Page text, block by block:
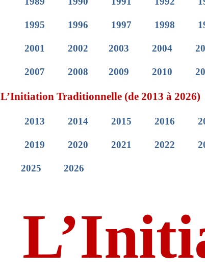
1995 1996 1997 1998
2001 2002 2003 2004
2007 2008 2009 2010
L’Initiation Traditionnelle (de 2013 à 2026)
2013 2014 2015 2016
2019 2020 2021 2022
2025 2026